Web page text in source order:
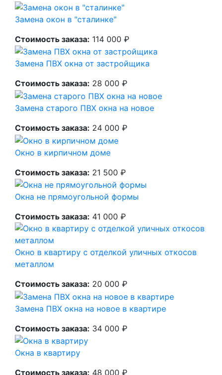
Замена окон в "сталинке"
Стоимость заказа: 114 000 ₽
Замена ПВХ окна от застройщика
Стоимость заказа: 28 000 ₽
Замена старого ПВХ окна на новое
Стоимость заказа: 24 000 ₽
Окно в кирпичном доме
Стоимость заказа: 21 500 ₽
Окна не прямоугольной формы
Стоимость заказа: 41 000 ₽
Окно в квартиру с отделкой уличных откосов
металлом
Стоимость заказа: 20 000 ₽
Замена ПВХ окна на новое в квартире
Стоимость заказа: 34 000 ₽
Окна в квартиру
Стоимость заказа: 48 000 ₽